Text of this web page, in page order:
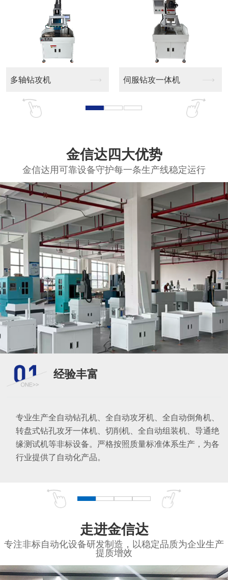
多轴钻攻机 伺服钻攻一体机
金信达四大优势
金信达用可靠设备守护每一条生产线稳定运行
经验丰富
专业生产全自动钻孔机、全自动攻牙机、全自动倒角机、
转盘式钻孔攻牙一体机、切削机、全自动组装机、导通绝
缘测试机等非标设备。严格按照质量标准体系生产，为各
行业提供了自动化产品。
走进金信达
专注非标自动化设备研发制造，以稳定品质为企业生产
提质增效